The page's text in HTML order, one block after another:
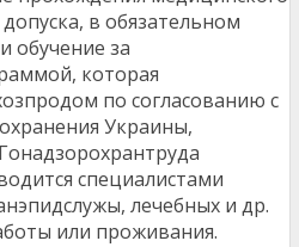
в обязательном
обучение за
которая
по согласованию с
Украины,
специалистами
лечебных и др.
или проживания.